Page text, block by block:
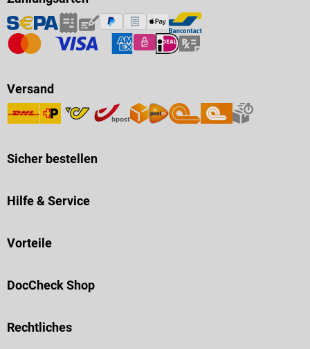
Versand
Sicher bestellen
Hilfe & Service
Vorteile
DocCheck Shop
Rechtliches